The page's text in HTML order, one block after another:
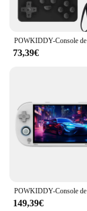
73,39€
149,39€